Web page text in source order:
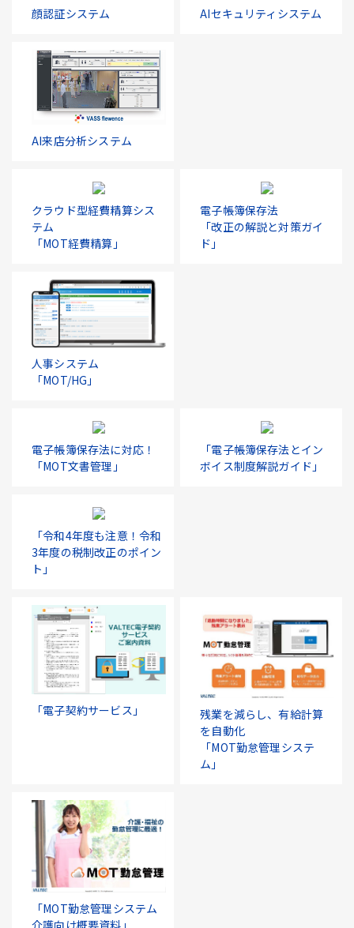
顔認証システム AIセキュリティシステム
AI来店分析システム
クラウド型経費精算シス
テム
「MOT経費精算」
電子帳簿保存法
「改正の解説と対策ガイ
ド」
人事システム
「MOT/HG」
電子帳簿保存法に対応！
「MOT文書管理」
「電子帳簿保存法とイン
ボイス制度解説ガイド」
「令和4年度も注意！令和
3年度の税制改正のポイン
ト」
「電子契約サービス」
残業を減らし、有給計算
を自動化
「MOT勤怠管理システ
ム」
「MOT勤怠管理システム